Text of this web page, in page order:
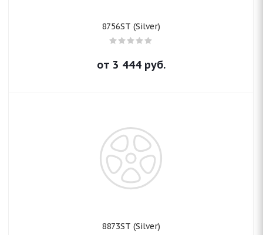
8756ST (Silver)
от 3 444руб.
8873ST (Silver)